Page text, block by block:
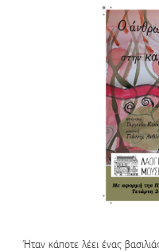
Ήταν κάποτε λέει ένας